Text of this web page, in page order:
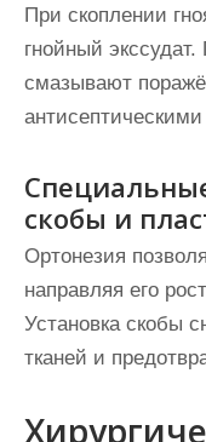
При скоплении
гнойный
смазывают
скобы и
Ортонезия
направляя его
Установка скобы
тканей и